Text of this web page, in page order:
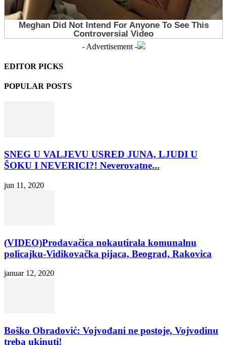
- Advertisement -
EDITOR PICKS
POPULAR POSTS
SNEG U VALJEVU USRED JUNA, LJUDI U
ŠOKU I NEVERICI?! Neverovatne...
jun 11, 2020
(VIDEO)Prodavačica nokautirala komunalnu
policajku-Vidikovačka pijaca, Beograd, Rakovica
januar 12, 2020
Boško Obradović: Vojvođani ne postoje, Vojvodinu
treba ukinuti!